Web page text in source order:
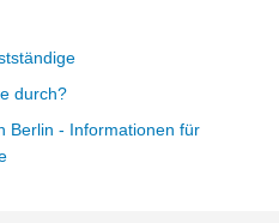
durch?
Berlin - Informationen für